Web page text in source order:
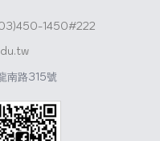
1450#222
南路315號